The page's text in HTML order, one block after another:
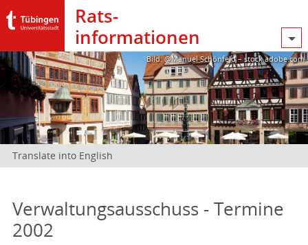
Rats­
informationen
Bild: @Manuel Schönfeld – stock.adobe.com
Translate into English
Verwaltungsausschuss - Termine
2002